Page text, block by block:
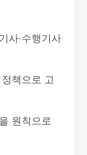
사·수행기사
정책으로 고
원칙으로